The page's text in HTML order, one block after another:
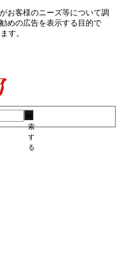
お客様のニーズ等について調
めの広告を表⽰する⽬的で
す。
索
す
る